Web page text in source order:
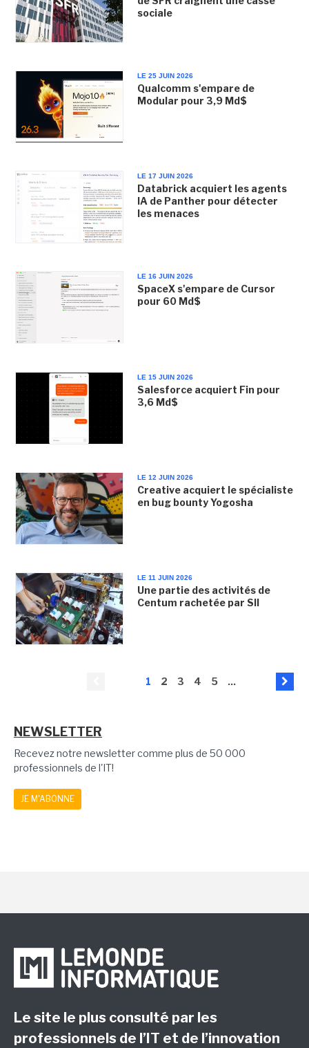
sociale
LE 25 JUIN 2026
Qualcomm s'empare de
Modular pour 3,9 Md$
LE 17 JUIN 2026
Databrick acquiert les agents
IA de Panther pour détecter
les menaces
LE 16 JUIN 2026
SpaceX s'empare de Cursor
pour 60 Md$
LE 15 JUIN 2026
Salesforce acquiert Fin pour
3,6 Md$
LE 12 JUIN 2026
Creative acquiert le spécialiste
en bug bounty Yogosha
LE 11 JUIN 2026
Une partie des activités de
Centum rachetée par SII
1 2 3 4 5 ...
NEWSLETTER
Recevez notre newsletter comme plus de 50 000
professionnels de l'IT!
JE M'ABONNE
Le site le plus consulté par les
professionnels de l’IT et de l’innovation